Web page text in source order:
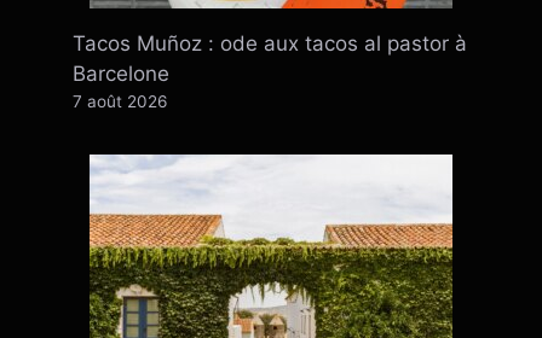
Tacos Muñoz : ode aux tacos al pastor à
Barcelone
7 août 2026